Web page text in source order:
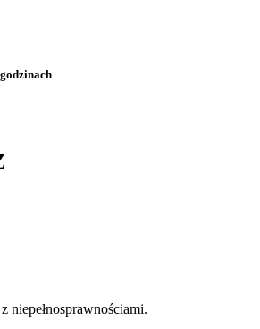
niepełnosprawnościami.